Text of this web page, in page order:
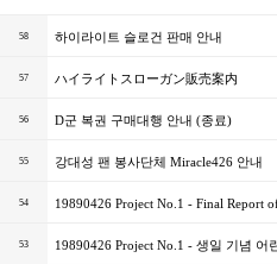
58 하이라이트 슬로건 판매 안내
57 ハイライトスローガン販売案内
56 D군 복권 구매대행 안내 (종료)
55 강대성 팬 봉사단체 Miracle426 안내
54 19890426 Project No.1 - Final Report
53 19890426 Project No.1 - 생일 기념